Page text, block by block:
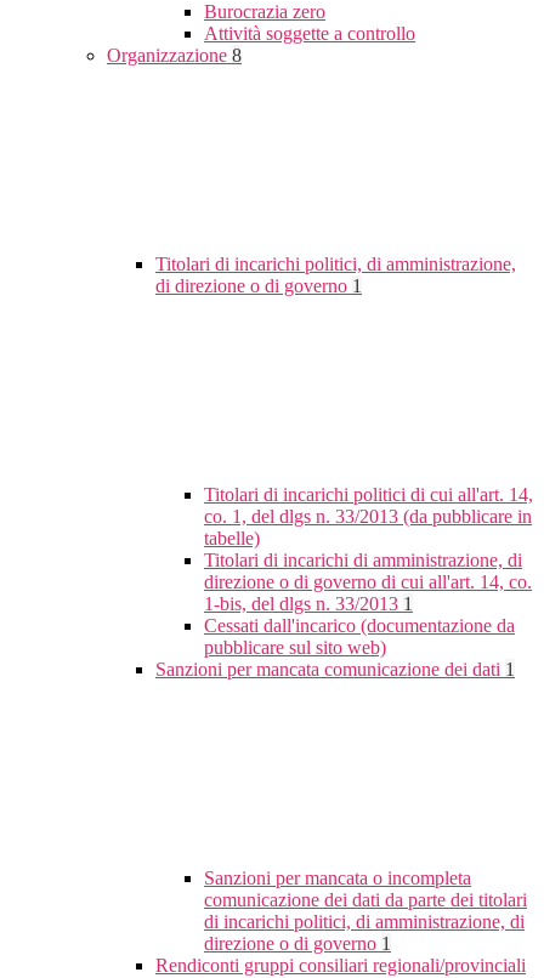
Burocrazia zero
Attività soggette a controllo
Organizzazione 8
Titolari di incarichi politici, di amministrazione,
di direzione o di governo 1
Titolari di incarichi politici di cui all'art. 14,
co. 1, del dlgs n. 33/2013 (da pubblicare in
tabelle)
Titolari di incarichi di amministrazione, di
direzione o di governo di cui all'art. 14, co.
1-bis, del dlgs n. 33/2013 1
Cessati dall'incarico (documentazione da
pubblicare sul sito web)
Sanzioni per mancata comunicazione dei dati 1
Sanzioni per mancata o incompleta
comunicazione dei dati da parte dei titolari
di incarichi politici, di amministrazione, di
direzione o di governo 1
Rendiconti gruppi consiliari regionali/provinciali